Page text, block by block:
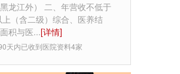
龙江外） 二、年营收不低于
（含二级）综合、医养结
积与医...[详情]
天内已收到医院资料4家